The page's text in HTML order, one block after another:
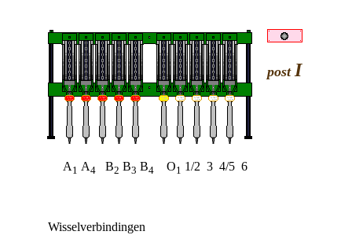
postI
A 1 A4 B2 B3 B4 O1 1/2 3 4/5
Wisselverbindingen